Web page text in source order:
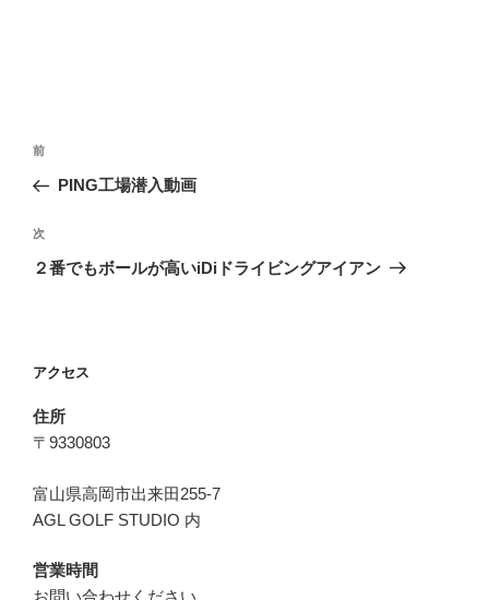
投
ナ
ビ
ゲ
ン
前
の
稿
前
PING工場潜入動画
次
の
次
２番でもボールが高いiDiドライビングアイアン
アクセス
住所
〒9330803
富山県高岡市出来田255-7
AGL GOLF STUDIO 内
営業時間